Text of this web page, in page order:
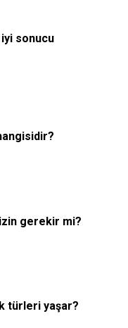
sonucu
gerekir mi?
türleri yaşar?